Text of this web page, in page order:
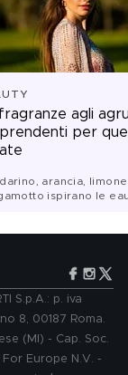
agli
per
arancia,
ispirano le
S.p.A.: p. iva
8, 00187 Roma.
(MI) - Cap. Soc.
Europe N.V. -